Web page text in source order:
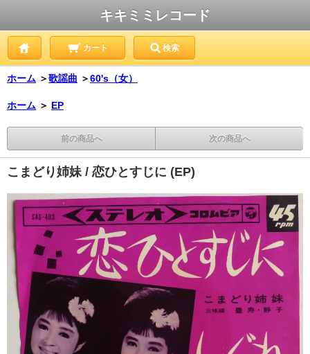
キキミミレコード
カート 検索
ホーム ＞歌謡曲 ＞60's（女）
ホーム ＞ EP
前の商品へ 次の商品へ
こまどり姉妹 / 恋ひとすじに (EP)